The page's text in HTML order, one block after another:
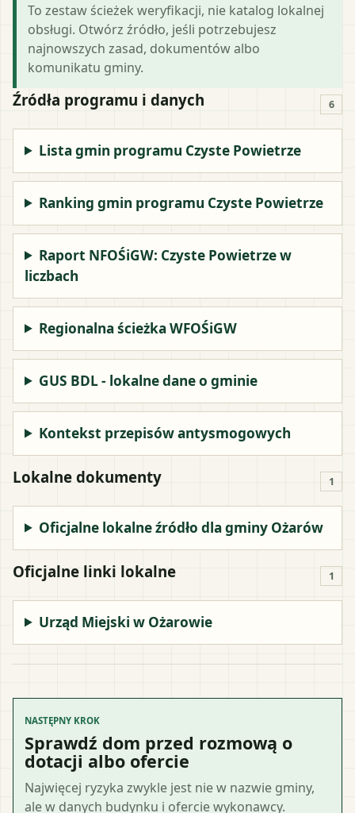
To zestaw ścieżek weryfikacji, nie katalog lokalnej
obsługi. Otwórz źródło, jeśli potrzebujesz
najnowszych zasad, dokumentów albo
komunikatu gminy.
Źródła programu i danych 6
Lista gmin programu Czyste Powietrze
Ranking gmin programu Czyste Powietrze
Raport NFOŚiGW: Czyste Powietrze w
liczbach
Regionalna ścieżka WFOŚiGW
GUS BDL - lokalne dane o gminie
Kontekst przepisów antysmogowych
Lokalne dokumenty 1
Oficjalne lokalne źródło dla gminy Ożarów
Oficjalne linki lokalne 1
Urząd Miejski w Ożarowie
NASTĘPNY KROK
Sprawdź dom przed rozmową o
dotacji albo ofercie
Najwięcej ryzyka zwykle jest nie w nazwie gminy,
ale w danych budynku i ofercie wykonawcy.